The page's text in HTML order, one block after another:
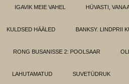
IGAVIK MEIE VAHEL HÜVASTI, VANA
KULDSED HÄÄLED BANKSY. LINDPRII
RONG BUSANISSE 2: POOLSAAR
LAHUTAMATUD SUVETÜDRUK